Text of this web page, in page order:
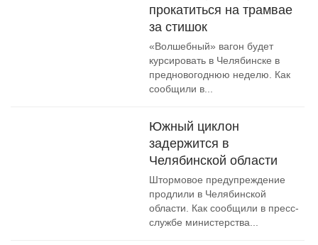
прокатиться на трамвае
за стишок
«Волшебный» вагон будет
курсировать в Челябинске в
предновогоднюю неделю. Как
сообщили в...
Южный циклон
задержится в
Челябинской области
Штормовое предупреждение
продлили в Челябинской
области. Как сообщили в пресс-
службе министерства...